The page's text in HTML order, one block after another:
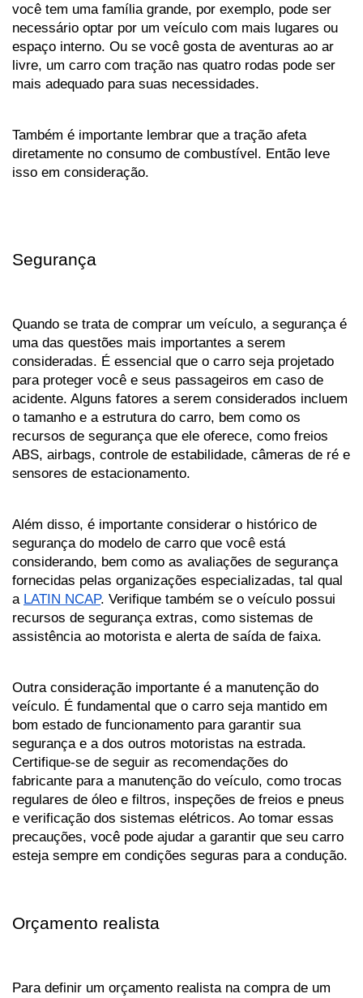
você tem uma família grande, por exemplo, pode ser
necessário optar por um veículo com mais lugares ou
espaço interno. Ou se você gosta de aventuras ao ar
livre, um carro com tração nas quatro rodas pode ser
mais adequado para suas necessidades.
Também é importante lembrar que a tração afeta
diretamente no consumo de combustível. Então leve
isso em consideração.
Segurança
Quando se trata de comprar um veículo, a segurança é
uma das questões mais importantes a serem
consideradas. É essencial que o carro seja projetado
para proteger você e seus passageiros em caso de
acidente. Alguns fatores a serem considerados incluem
o tamanho e a estrutura do carro, bem como os
recursos de segurança que ele oferece, como freios
ABS, airbags, controle de estabilidade, câmeras de ré e
sensores de estacionamento.
Além disso, é importante considerar o histórico de
segurança do modelo de carro que você está
considerando, bem como as avaliações de segurança
fornecidas pelas organizações especializadas, tal qual
a LATIN NCAP. Verifique também se o veículo possui
recursos de segurança extras, como sistemas de
assistência ao motorista e alerta de saída de faixa.
Outra consideração importante é a manutenção do
veículo. É fundamental que o carro seja mantido em
bom estado de funcionamento para garantir sua
segurança e a dos outros motoristas na estrada.
Certifique-se de seguir as recomendações do
fabricante para a manutenção do veículo, como trocas
regulares de óleo e filtros, inspeções de freios e pneus
e verificação dos sistemas elétricos. Ao tomar essas
precauções, você pode ajudar a garantir que seu carro
esteja sempre em condições seguras para a condução.
Orçamento realista
Para definir um orçamento realista na compra de um